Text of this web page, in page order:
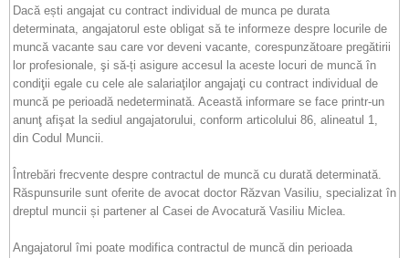
Dacă ești angajat cu contract individual de munca pe durata
determinata, angajatorul este obligat să te informeze despre locurile de
muncă vacante sau care vor deveni vacante, corespunzătoare pregătirii
lor profesionale, şi să-ți asigure accesul la aceste locuri de muncă în
condiţii egale cu cele ale salariaţilor angajaţi cu contract individual de
muncă pe perioadă nedeterminată. Această informare se face printr-un
anunţ afişat la sediul angajatorului, conform articolului 86, alineatul 1,
din Codul Muncii.
Întrebări frecvente despre contractul de muncă cu durată determinată.
Răspunsurile sunt oferite de avocat doctor Răzvan Vasiliu, specializat în
dreptul muncii și partener al Casei de Avocatură Vasiliu Miclea.
Angajatorul îmi poate modifica contractul de muncă din perioada